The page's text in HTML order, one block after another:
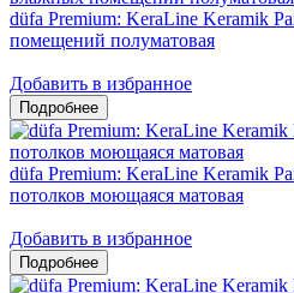
düfa Premium: KeraLine Keramik
помещений полуматовая
Добавить в избранное
düfa Premium: KeraLine Keramik
потолков моющаяся матовая
Добавить в избранное